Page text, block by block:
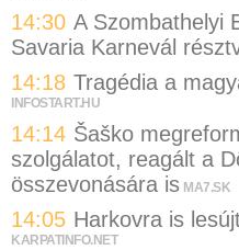
14:30 A Szombathelyi
Savaria Karnevál
14:18 Tragédia a
INFOSTART.HU
14:14 Šaško
szolgálatot, reagált a
összevonására is MA7.SK
14:05 Harkovra is
KARPATINFO.NET